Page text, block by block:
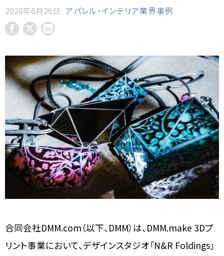
2020年6月26日 アパレル・インテリア業界事例
合同会社DMM.com（以下、DMM）は、DMM.make 3Dプ
リント事業において、デザインスタジオ「N&R Foldings」